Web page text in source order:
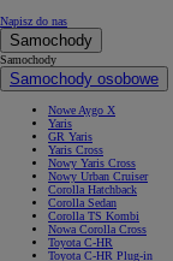
Napisz do nas
Samochody
Samochody
Samochody osobowe
Nowe Aygo X
Yaris
GR Yaris
Yaris Cross
Nowy Yaris Cross
Nowy Urban Cruiser
Corolla Hatchback
Corolla Sedan
Corolla TS Kombi
Nowa Corolla Cross
Toyota C-HR
Toyota C-HR Plug-in